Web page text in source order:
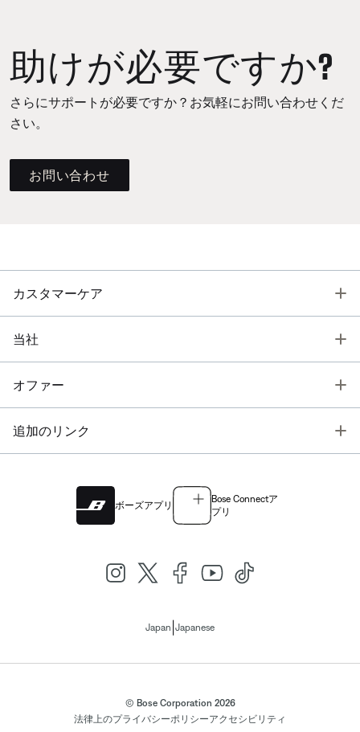
助けが必要ですか?
さらにサポートが必要ですか？お気軽にお問い合わせくだ
さい。
お問い合わせ
カスタマーケア
当社
オファー
追加のリンク
ボーズアプリ
Bose Connectア
プリ
Japan Japanese
© Bose Corporation 2026
法律上のプライバシーポリシーアクセシビリティ